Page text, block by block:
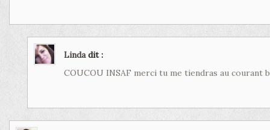
Linda dit :
COUCOU INSAF merci tu me tiendras au courant